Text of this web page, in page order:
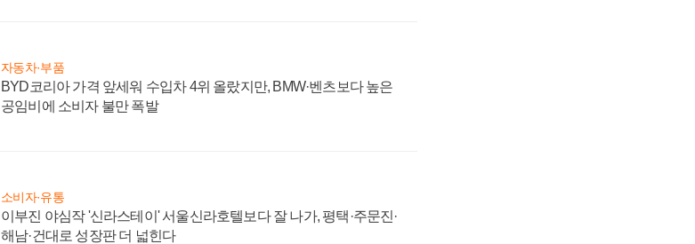
자동차·부품
BYD코리아 가격 앞세워 수입차 4위 올랐지만, BMW·벤츠보다 높은
공임비에 소비자 불만 폭발
소비자·유통
이부진 야심작 '신라스테이' 서울신라호텔보다 잘 나가, 평택·주문진·
해남·건대로 성장판 더 넓힌다